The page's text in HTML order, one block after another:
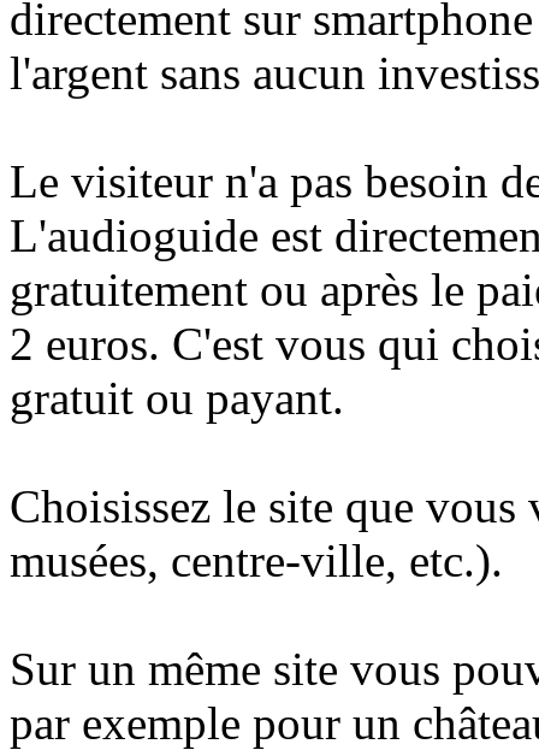
directement sur
l'argent sans aucun
Le visiteur n'a pas besoin
L'audioguide est
gratuitement ou après le
2 euros. C'est vous qui
gratuit ou payant.
Choisissez le site que
musées, centre-ville, etc.).
Sur un même site vous
par exemple pour un